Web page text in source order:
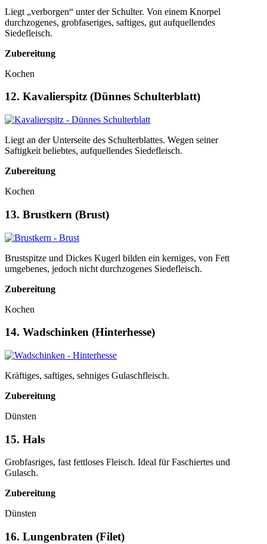
Liegt „verborgen“ unter der Schulter. Von einem Knorpel
durchzogenes, grobfaseriges, saftiges, gut aufquellendes
Siedefleisch.
Zubereitung
Kochen
12. Kavalierspitz (Dünnes Schulterblatt)
Liegt an der Unterseite des Schulterblattes. Wegen seiner
Saftigkeit beliebtes, aufquellendes Siedefleisch.
Zubereitung
Kochen
13. Brustkern (Brust)
Brustspitze und Dickes Kugerl bilden ein kerniges, von Fett
umgebenes, jedoch nicht durchzogenes Siedefleisch.
Zubereitung
Kochen
14. Wadschinken (Hinterhesse)
Kräftiges, saftiges, sehniges Gulaschfleisch.
Zubereitung
Dünsten
15. Hals
Grobfasriges, fast fettloses Fleisch. Ideal für Faschiertes und
Gulasch.
Zubereitung
Dünsten
16. Lungenbraten (Filet)